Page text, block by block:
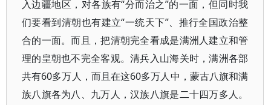
入边疆地区，对各族有“分而治之”的一面，但同时我
们要看到清朝也有建立“一统天下”、推行全国政治整
合的一面。而且，把清朝完全看成是满洲人建立和管
理的皇朝也不完全客观。清兵入山海关时，满洲各部
共有60多万人，而且在这60多万人中，蒙古八旗和满
族八旗各为八、九万人，汉族八旗是二十四万多人。